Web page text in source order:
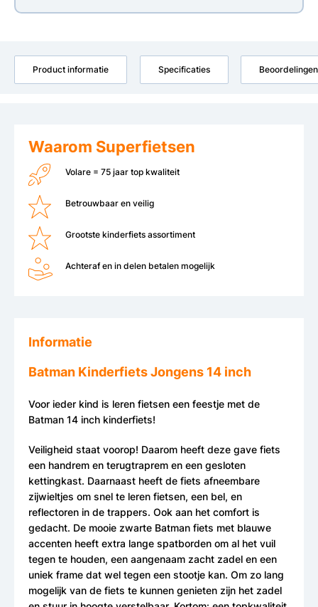
Product informatie Specificaties Beoordelingen
Waarom Superfietsen
Volare = 75 jaar top kwaliteit
Betrouwbaar en veilig
Grootste kinderfiets assortiment
Achteraf en in delen betalen mogelijk
Informatie
Batman Kinderfiets Jongens 14 inch
Voor ieder kind is leren fietsen een feestje met de
Batman 14 inch kinderfiets!
Veiligheid staat voorop! Daarom heeft deze gave fiets
een handrem en terugtraprem en een gesloten
kettingkast. Daarnaast heeft de fiets afneembare
zijwieltjes om snel te leren fietsen, een bel, en
reflectoren in de trappers. Ook aan het comfort is
gedacht. De mooie zwarte Batman fiets met blauwe
accenten heeft extra lange spatborden om al het vuil
tegen te houden, een aangenaam zacht zadel en een
uniek frame dat wel tegen een stootje kan. Om zo lang
mogelijk van de fiets te kunnen genieten zijn het zadel